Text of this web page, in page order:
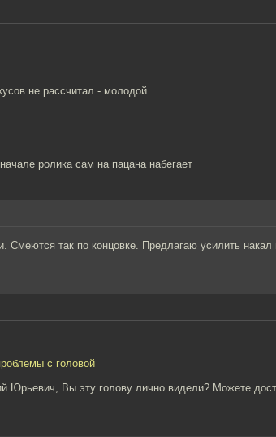
не рассчитал - молодой.
ролика сам на пацана набегает
Смеются так по концовке. Предлагаю усилить накал
с головой
Юрьевич, Вы эту голову лично видели? Можете